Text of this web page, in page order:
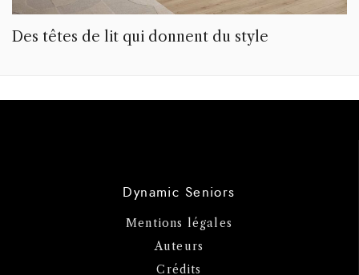
Des têtes de lit qui donnent du style
Dynamic Seniors
Mentions légales
Auteurs
Crédits